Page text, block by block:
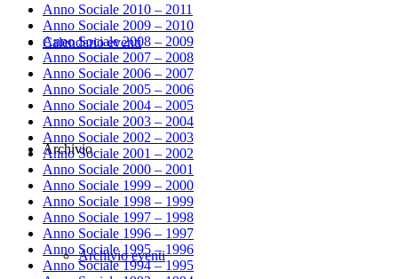
Calendario eventi
Archivio
Archivio eventi
Anno Sociale 2010 – 2011
Anno Sociale 2009 – 2010
Anno Sociale 2008 – 2009
Anno Sociale 2007 – 2008
Anno Sociale 2006 – 2007
Anno Sociale 2005 – 2006
Anno Sociale 2004 – 2005
Anno Sociale 2003 – 2004
Anno Sociale 2002 – 2003
Anno Sociale 2001 – 2002
Anno Sociale 2000 – 2001
Anno Sociale 1999 – 2000
Anno Sociale 1998 – 1999
Anno Sociale 1997 – 1998
Anno Sociale 1996 – 1997
Anno Sociale 1995 – 1996
Anno Sociale 1994 – 1995